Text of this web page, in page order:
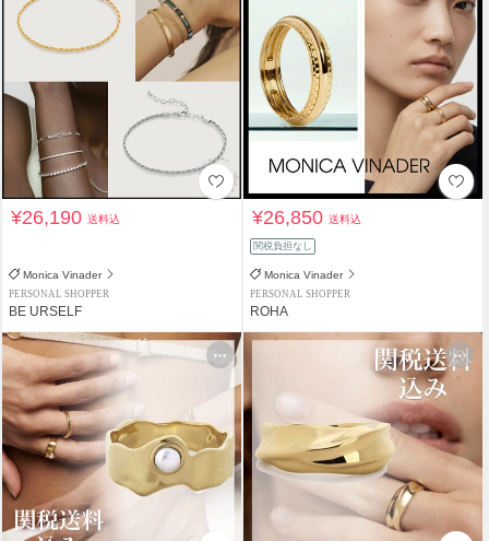
¥26,190送料込
Monica Vinader
PERSONAL SHOPPER
BE URSELF
¥26,850送料込
関税負担なし
Monica Vinader
PERSONAL SHOPPER
ROHA